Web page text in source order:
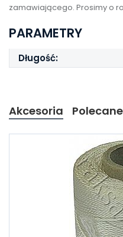
zamawiającego. Prosimy o
PARAMETRY
Długość:
Akcesoria